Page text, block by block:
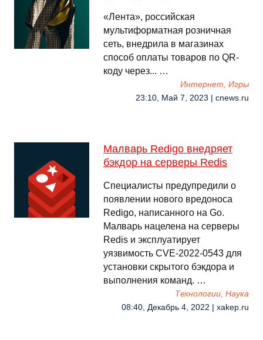
«Лента», российская
мультиформатная розничная
сеть, внедрила в магазинах
способ оплаты товаров по QR-
коду через... …
Интернет, Игры
23:10, Май 7, 2023 | cnews.ru
Малварь Redigo внедряет
бэкдор на серверы Redis
Специалисты предупредили о
появлении нового вредоноса
Redigo, написанного на Go.
Малварь нацелена на серверы
Redis и эксплуатирует
уязвимость CVE-2022-0543 для
установки скрытого бэкдора и
выполнения команд. …
Технологии, Наука
08:40, Декабрь 4, 2022 | xakep.ru